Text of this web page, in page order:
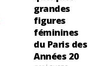
grandes
figures
féminines
du Paris des
Années 20